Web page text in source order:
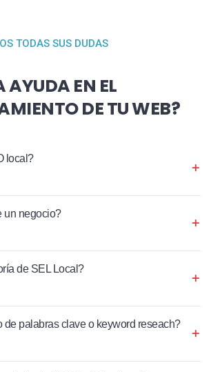
TODAS SUS DUDAS
AYUDA EN EL
DE TU WEB?
local?
un negocio?
de SEL Local?
de palabras clave o keyword reseach?